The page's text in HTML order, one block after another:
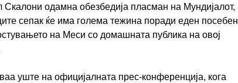
одамна обезбедија пласман на Мундијалот,
сепак ќе има голема тежина поради еден посебен
на Меси со домашната публика на овој
уште на официјалната прес-конференција, кога